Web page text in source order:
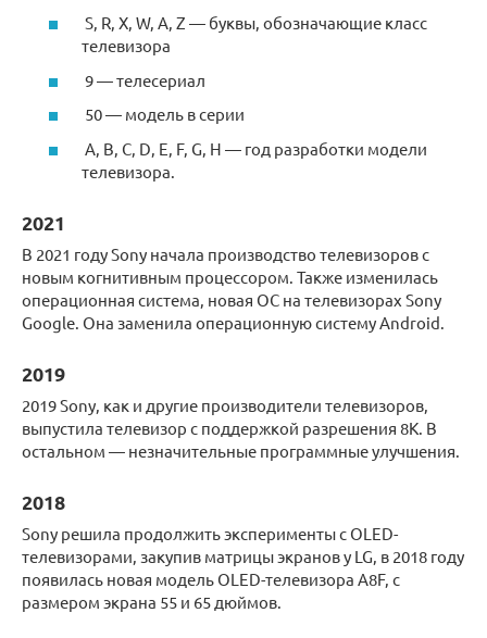
S, R, X, W, A, Z — буквы, обозначающие класс
телевизора
9 — телесериал
50 — модель в серии
A, B, C, D, E, F, G, H — год разработки модели
телевизора.
2021
В 2021 году Sony начала производство телевизоров с
новым когнитивным процессором. Также изменилась
операционная система, новая OC на телевизорах Sony
Google. Она заменила операционную систему Android.
2019
2019 Sony, как и другие производители телевизоров,
выпустила телевизор с поддержкой разрешения 8K. В
остальном — незначительные программные улучшения.
2018
Sony решила продолжить эксперименты с OLED-
телевизорами, закупив матрицы экранов у LG, в 2018 году
появилась новая модель OLED-телевизора A8F, с
размером экрана 55 и 65 дюймов.